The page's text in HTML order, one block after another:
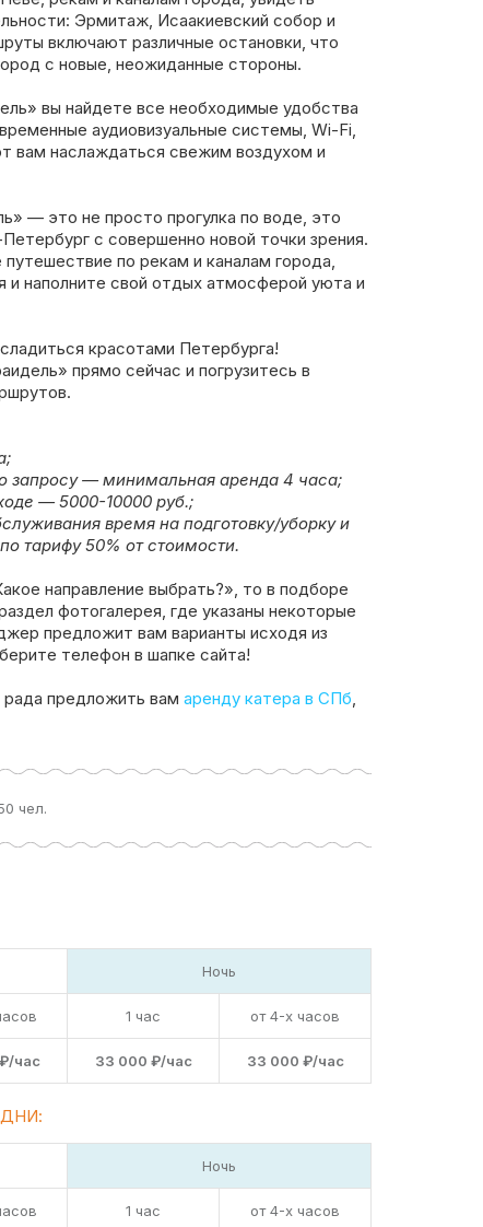
Эрмитаж, Исаакиевский собор и
включают различные остановки, что
с новые, неожиданные стороны.
вы найдете все необходимые удобства
аудиовизуальные системы, Wi-Fi,
вам наслаждаться свежим воздухом и
— это не просто прогулка по воде, это
с совершенно новой точки зрения.
по рекам и каналам города,
и наполните свой отдых атмосферой уюта и
красотами Петербурга!
прямо сейчас и погрузитесь в
запросу — минимальная аренда 4 часа;
— 5000-10000 руб.;
время на подготовку/уборку и
тарифу 50% от стоимости.
направление выбрать?», то в подборе
фотогалерея, где указаны некоторые
предложит вам варианты исходя из
телефон в шапке сайта!
предложить вам аренду катера в СПб,
чел.
Ночь
1 час от 4-х часов
час 33 000 ₽/час 33 000 ₽/час
Ночь
1 час от 4-х часов